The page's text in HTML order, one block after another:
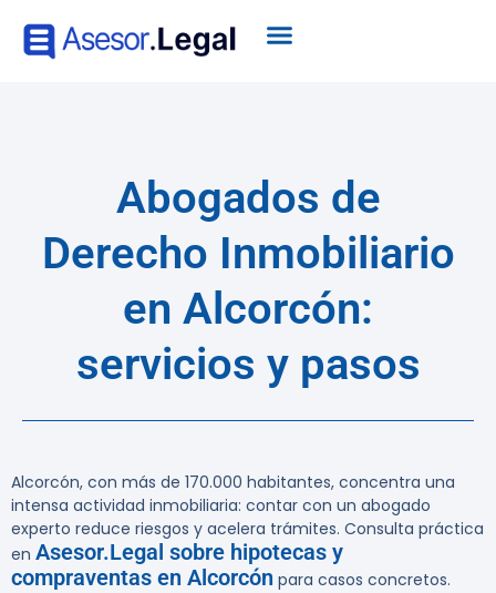
Abogados de
Derecho Inmobiliario
en Alcorcón:
servicios y pasos
Alcorcón, con más de 170.000 habitantes, concentra una
intensa actividad inmobiliaria: contar con un abogado
experto reduce riesgos y acelera trámites. Consulta práctica
en Asesor.Legal sobre hipotecas y
compraventas en Alcorcón para casos concretos.